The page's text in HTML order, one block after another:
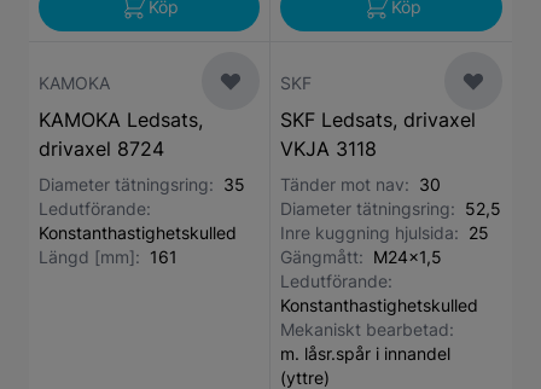
Köp Köp
KAMOKA
KAMOKA Ledsats,
drivaxel 8724
Diameter tätningsring: 35
Ledutförande:
Konstanthastighetskulled
Längd [mm]: 161
SKF
SKF Ledsats, drivaxel
VKJA 3118
Tänder mot nav: 30
Diameter tätningsring: 52,5
Inre kuggning hjulsida: 25
Gängmått: M24x1,5
Ledutförande:
Konstanthastighetskulled
Mekaniskt bearbetad:
m. låsr.spår i innandel
(yttre)